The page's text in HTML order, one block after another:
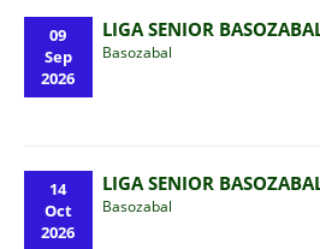
09
Sep
2026
LIGA SENIOR
Basozabal
14
Oct
2026
LIGA SENIOR
Basozabal